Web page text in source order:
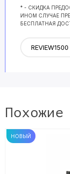
* - СКИДКА
ИНОМ СЛУЧАЕ
БЕСПЛАТНАЯ
НОВЫЙ